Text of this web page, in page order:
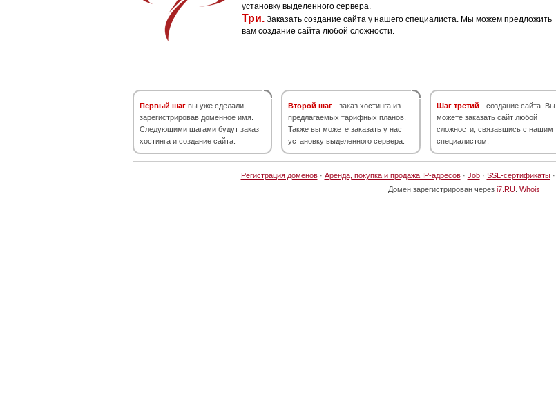
установку выделенного сервера.
Три. Заказать создание сайта у нашего специалиста. Мы можем предложить
вам создание сайта любой сложности.
Первый шаг вы уже сделали,
зарегистрировав доменное имя.
Следующими шагами будут заказ
хостинга и создание сайта.
Второй шаг - заказ хостинга из
предлагаемых тарифных планов.
Также вы можете заказать у нас
установку выделенного сервера.
Шаг третий - создание сайта. Вы
можете заказать сайт любой
сложности, связавшись с нашим
специалистом.
Регистрация доменов· Аренда, покупка и продажа IP-адресов· Job· SSL-сертификаты·
Домен зарегистрирован через i7.RU Whois